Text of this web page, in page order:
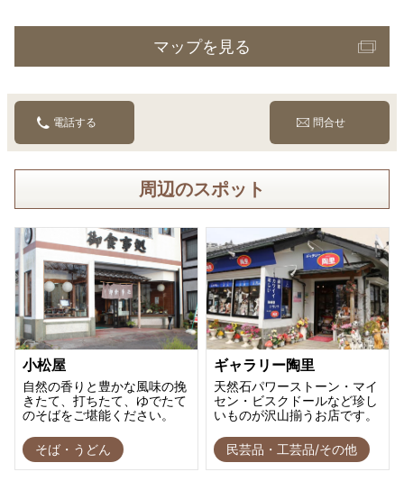
マップを見る
電話する 問合せ
周辺のスポット
小松屋
自然の香りと豊かな風味の挽
きたて、打ちたて、ゆでたて
のそばをご堪能ください。
そば・うどん
ギャラリー陶里
天然石パワーストーン・マイ
セン・ビスクドールなど珍し
いものが沢山揃うお店です。
民芸品・工芸品/その他